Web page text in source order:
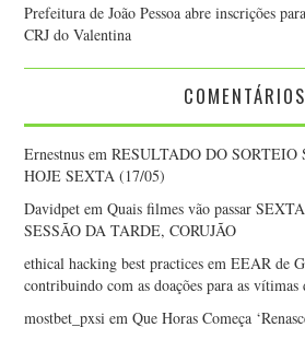
Prefeitura de João Pessoa abre inscrições
CRJ do Valentina
COMENTÁRIOS
Ernestnus emRESULTADO DO SORTEIO
HOJE SEXTA (17/05)
Davidpet emQuais filmes vão passar
SESSÃO DA TARDE, CORUJÃO
ethical hacking best practices emEEAR de
contribuindo com as doações para as vítimas
mostbet_pxsi emQue Horas Começa